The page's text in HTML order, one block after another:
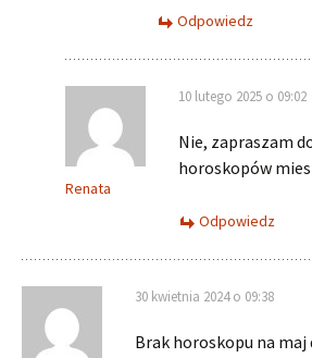
Odpowiedz
Renata
10 lutego 2025 o 09:02
Nie, zapraszam
horoskopów
Odpowiedz
30 kwietnia 2024 o 09:38
Brak horoskopu na maj